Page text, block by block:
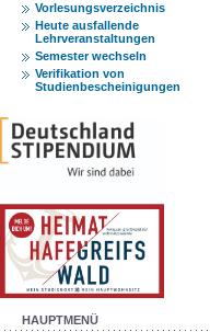
Vorlesungsverzeichnis
Heute ausfallende
Lehrveranstaltungen
Semester wechseln
Verifikation von
Studienbescheinigungen
HAUPTMENÜ